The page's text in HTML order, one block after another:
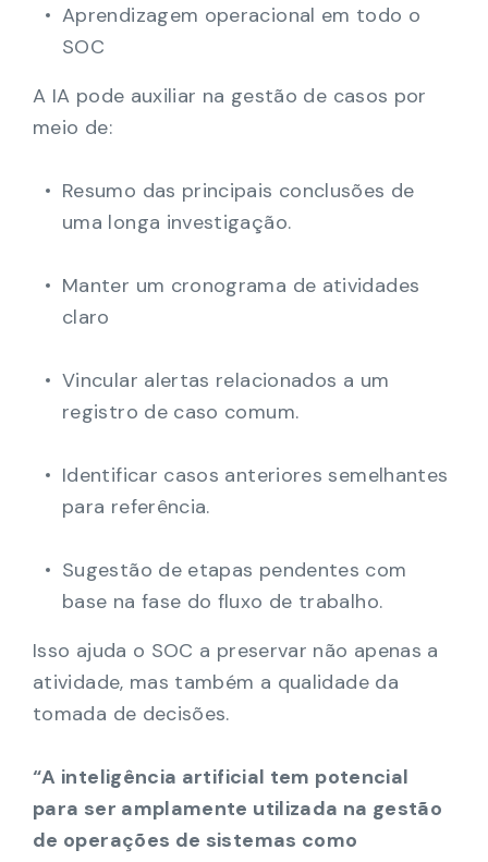
Aprendizagem operacional em todo o
SOC
A IA pode auxiliar na gestão de casos por
meio de:
Resumo das principais conclusões de
uma longa investigação.
Manter um cronograma de atividades
claro
Vincular alertas relacionados a um
registro de caso comum.
Identificar casos anteriores semelhantes
para referência.
Sugestão de etapas pendentes com
base na fase do fluxo de trabalho.
Isso ajuda o SOC a preservar não apenas a
atividade, mas também a qualidade da
tomada de decisões.
“A inteligência artificial tem potencial
para ser amplamente utilizada na gestão
de operações de sistemas como